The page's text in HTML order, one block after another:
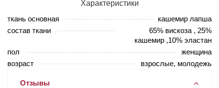
Характеристики
ткань основная
кашемир лапша
состав ткани
65% вискоза , 25%
кашемир ,10% эластан
пол
женщина
возраст
взрослые, молодежь
Отзывы